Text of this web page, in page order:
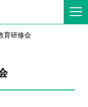
育研修会